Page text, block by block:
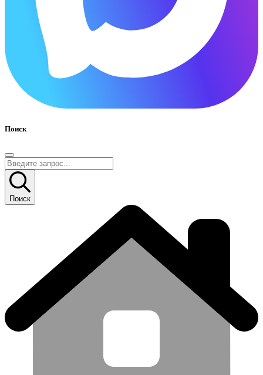
Поиск
Поиск